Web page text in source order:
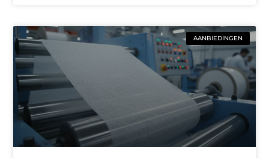
AANBIEDINGEN